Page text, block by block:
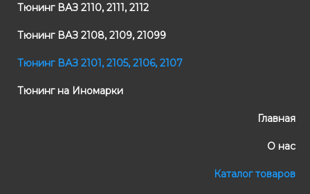
Тюнинг ВАЗ 2110, 2111, 2112
Тюнинг ВАЗ 2108, 2109, 21099
Тюнинг ВАЗ 2101, 2105, 2106, 2107
Тюнинг на Иномарки
Главная
О нас
Каталог товаров